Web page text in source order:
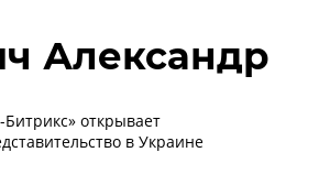
Александр
Битрикс» открывает
в Украине